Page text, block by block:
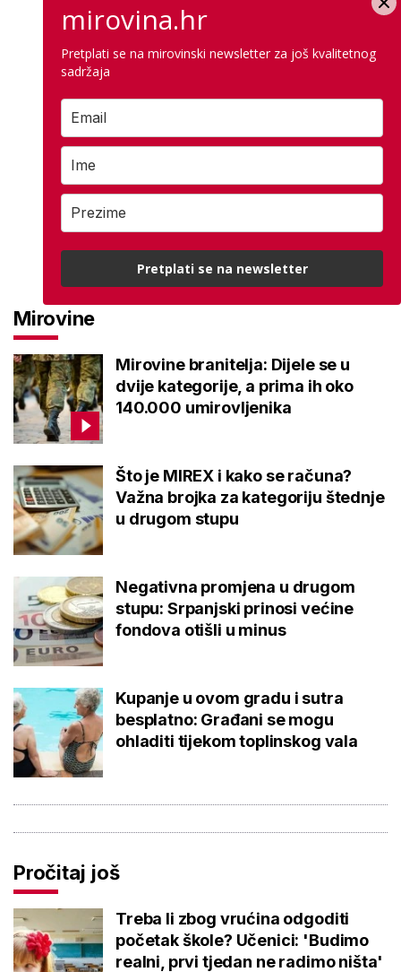
Mirovine
Mirovine branitelja: Dijele se u
dvije kategorije, a prima ih oko
140.000 umirovljenika
Što je MIREX i kako se računa?
Važna brojka za kategoriju štednje
u drugom stupu
Negativna promjena u drugom
stupu: Srpanjski prinosi većine
fondova otišli u minus
Kupanje u ovom gradu i sutra
besplatno: Građani se mogu
ohladiti tijekom toplinskog vala
Pročitaj još
Treba li zbog vrućina odgoditi
početak škole? Učenici: 'Budimo
realni, prvi tjedan ne radimo ništa'
mirovina.hr
Pretplati se na mirovinski newsletter za još kvalitetnog
sadržaja
Pretplati se na newsletter